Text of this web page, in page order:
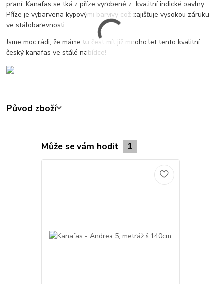
praní. Kanafas se tká z příze vyrobené z kvalitní indické bavlny.
Příze je vybarvena kypovými barvivy což zajišťuje vysokou záruku
ve stálobarevnosti.
Jsme moc rádi, že máme tu čest mít již mnoho let tento kvalitní
český kanafas ve stálé nabídce!
Původ zboží
Může se vám hodit 1